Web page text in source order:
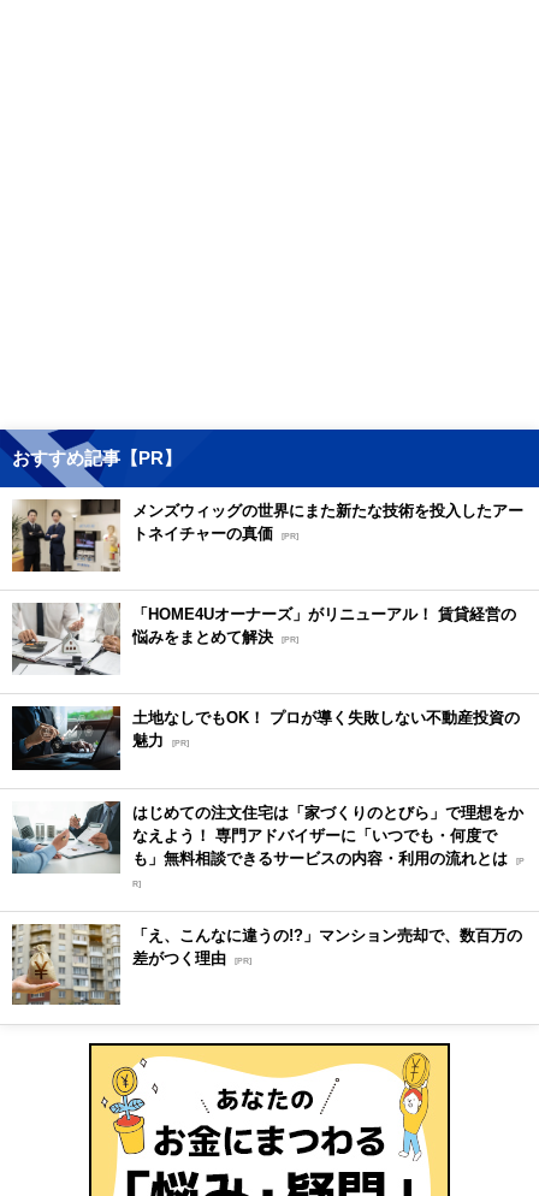
おすすめ記事【PR】
メンズウィッグの世界にまた新たな技術を投入したアー
トネイチャーの真価 [PR]
「HOME4Uオーナーズ」がリニューアル！ 賃貸経営の
悩みをまとめて解決 [PR]
土地なしでもOK！ プロが導く失敗しない不動産投資の
魅力
[PR]
はじめての注文住宅は「家づくりのとびら」で理想をか
なえよう！ 専門アドバイザーに「いつでも・何度で
も」無料相談できるサービスの内容・利用の流れとは [P
R]
「え、こんなに違うの!?」マンション売却で、数百万の
差がつく理由 [PR]